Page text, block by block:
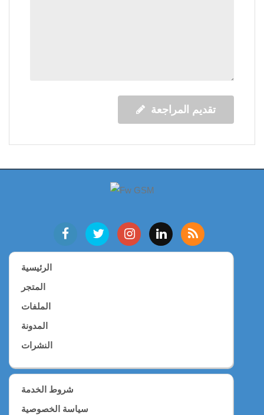
تقديم المراجعة
الرئيسية
المتجر
الملفات
المدونة
النشرات
شروط الخدمة
سياسة الخصوصية